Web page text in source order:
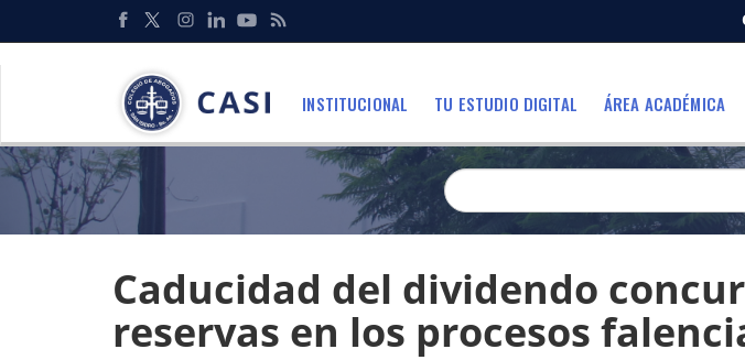
Redes
Sociales
Menu INSTITUCIONAL TU ESTUDIO DIGITAL ÁREA ACADÉMICA
Caducidad del dividendo
reservas en los procesos